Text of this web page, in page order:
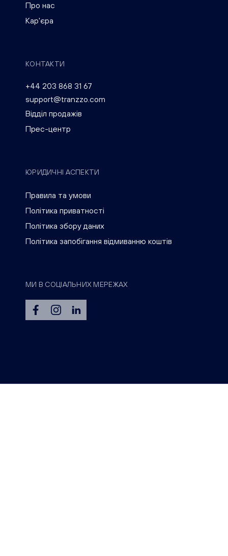
Про нас
Кар'єра
КОНТАКТИ
+44 203 868 31 67
support@tranzzo.com
Відділ продажів
Прес-центр
ЮРИДИЧНІ АСПЕКТИ
Правила та умови
Політика приватності
Політика збору даних
Політика запобігання відмиванню коштів
МИ В СОЦІАЛЬНИХ МЕРЕЖАХ